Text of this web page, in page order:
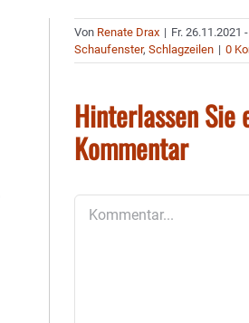
Von Renate Drax | Fr. 26.11.2021
Schaufenster,Schlagzeilen | 0
Hinterlassen Sie
Kommentar